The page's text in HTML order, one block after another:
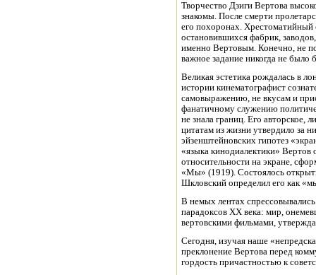
Творчество Дзиги Вертова
знакомы. После смерти
его похоронах. Хрестоматийный
остановившихся фабрик,
именно Вертовым. Конечно, не
важное задание никогда не было
Великая эстетика рождалась в
истории кинематографист
самовыражению, не вкусам и
фанатичному служению
не знала границ. Его авторское,
цитатам из жизни утвердило за
эйзенштейновских гипотез
«языка кинодиалектики» Вертов
относительности на экране,
«Мы» (1919). Состоялось
Шкловский определил его как
В немых лентах
парадоксов XX века: мир,
вертовскими фильмами,
Сегодня, изучая наше
преклонение Вертова перед
гордость причастностью к